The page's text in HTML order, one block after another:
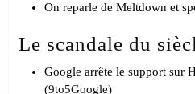
On reparle de Meltdown et
Le scandale du
Google arrête le support sur
(9to5Google)